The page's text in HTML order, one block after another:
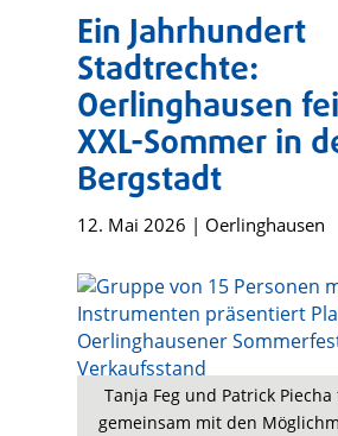
Ein Jahrhundert
Stadtrechte:
Oerlinghausen
XXL-Sommer in
Bergstadt
12. Mai 2026 | Oerlinghausen
Tanja Feg und Patrick
gemeinsam mit den